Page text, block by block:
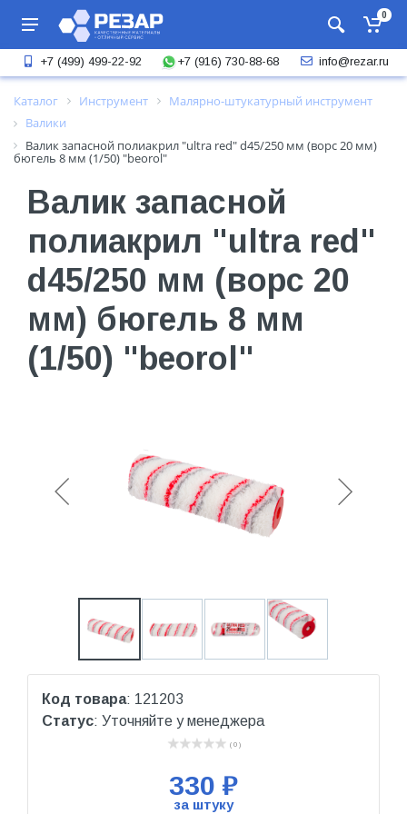
0
+7 (499) 499-22-92 +7 (916) 730-88-68 info@rezar.ru
Каталог Инструмент
Малярно-штукатурный инструмент
Валики
Валик запасной полиакрил "ultra red" d45/250 мм (ворс 20 мм)
бюгель 8 мм (1/50) "beorol"
Валик запасной
полиакрил "ultra red"
d45/250 мм (ворс 20
мм) бюгель 8 мм
(1/50) "beorol"
Код товара: 121203
Статус: Уточняйте у менеджера
( 0 )
330 ₽
за штуку